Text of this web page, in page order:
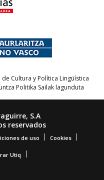
Cultura y Política Lingüística
Politika Sailak lagunduta
S.A
reservados
de uso Cookies
Utiq